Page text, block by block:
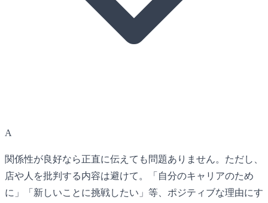
A
関係性が良好なら正直に伝えても問題ありません。ただし、
店や人を批判する内容は避けて。「自分のキャリアのため
に」「新しいことに挑戦したい」等、ポジティブな理由にす